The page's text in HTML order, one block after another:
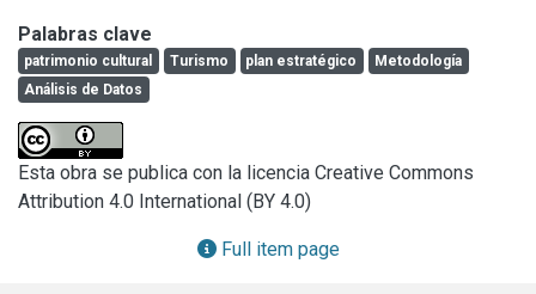
deprimida del río Salado (Cabrera, 1994). Ese territorio
comenzó a ser frecuentado por los españoles desde
inicios del siglo XVII, siendo el primer poblador conocido
Luis Gaitan, quien estableció una estancia sobre la ribera
de la laguna Vitel en 1610.
Sin embargo, una forma más consolidada de ocupar dicho
territorio sólo se produciría en el siglo XVIII, cuando las
continuas incursiones depredatorias de los indígenas
Palabras clave
patrimonio cultural Turismo plan estratégico
Metodología
Análisis de Datos
Esta obra se publica con la licencia Creative Commons
Attribution 4.0 International (BY 4.0)
Full item page